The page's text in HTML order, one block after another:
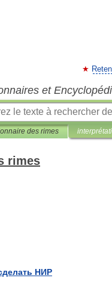
et
des rimes
rimes
НИР